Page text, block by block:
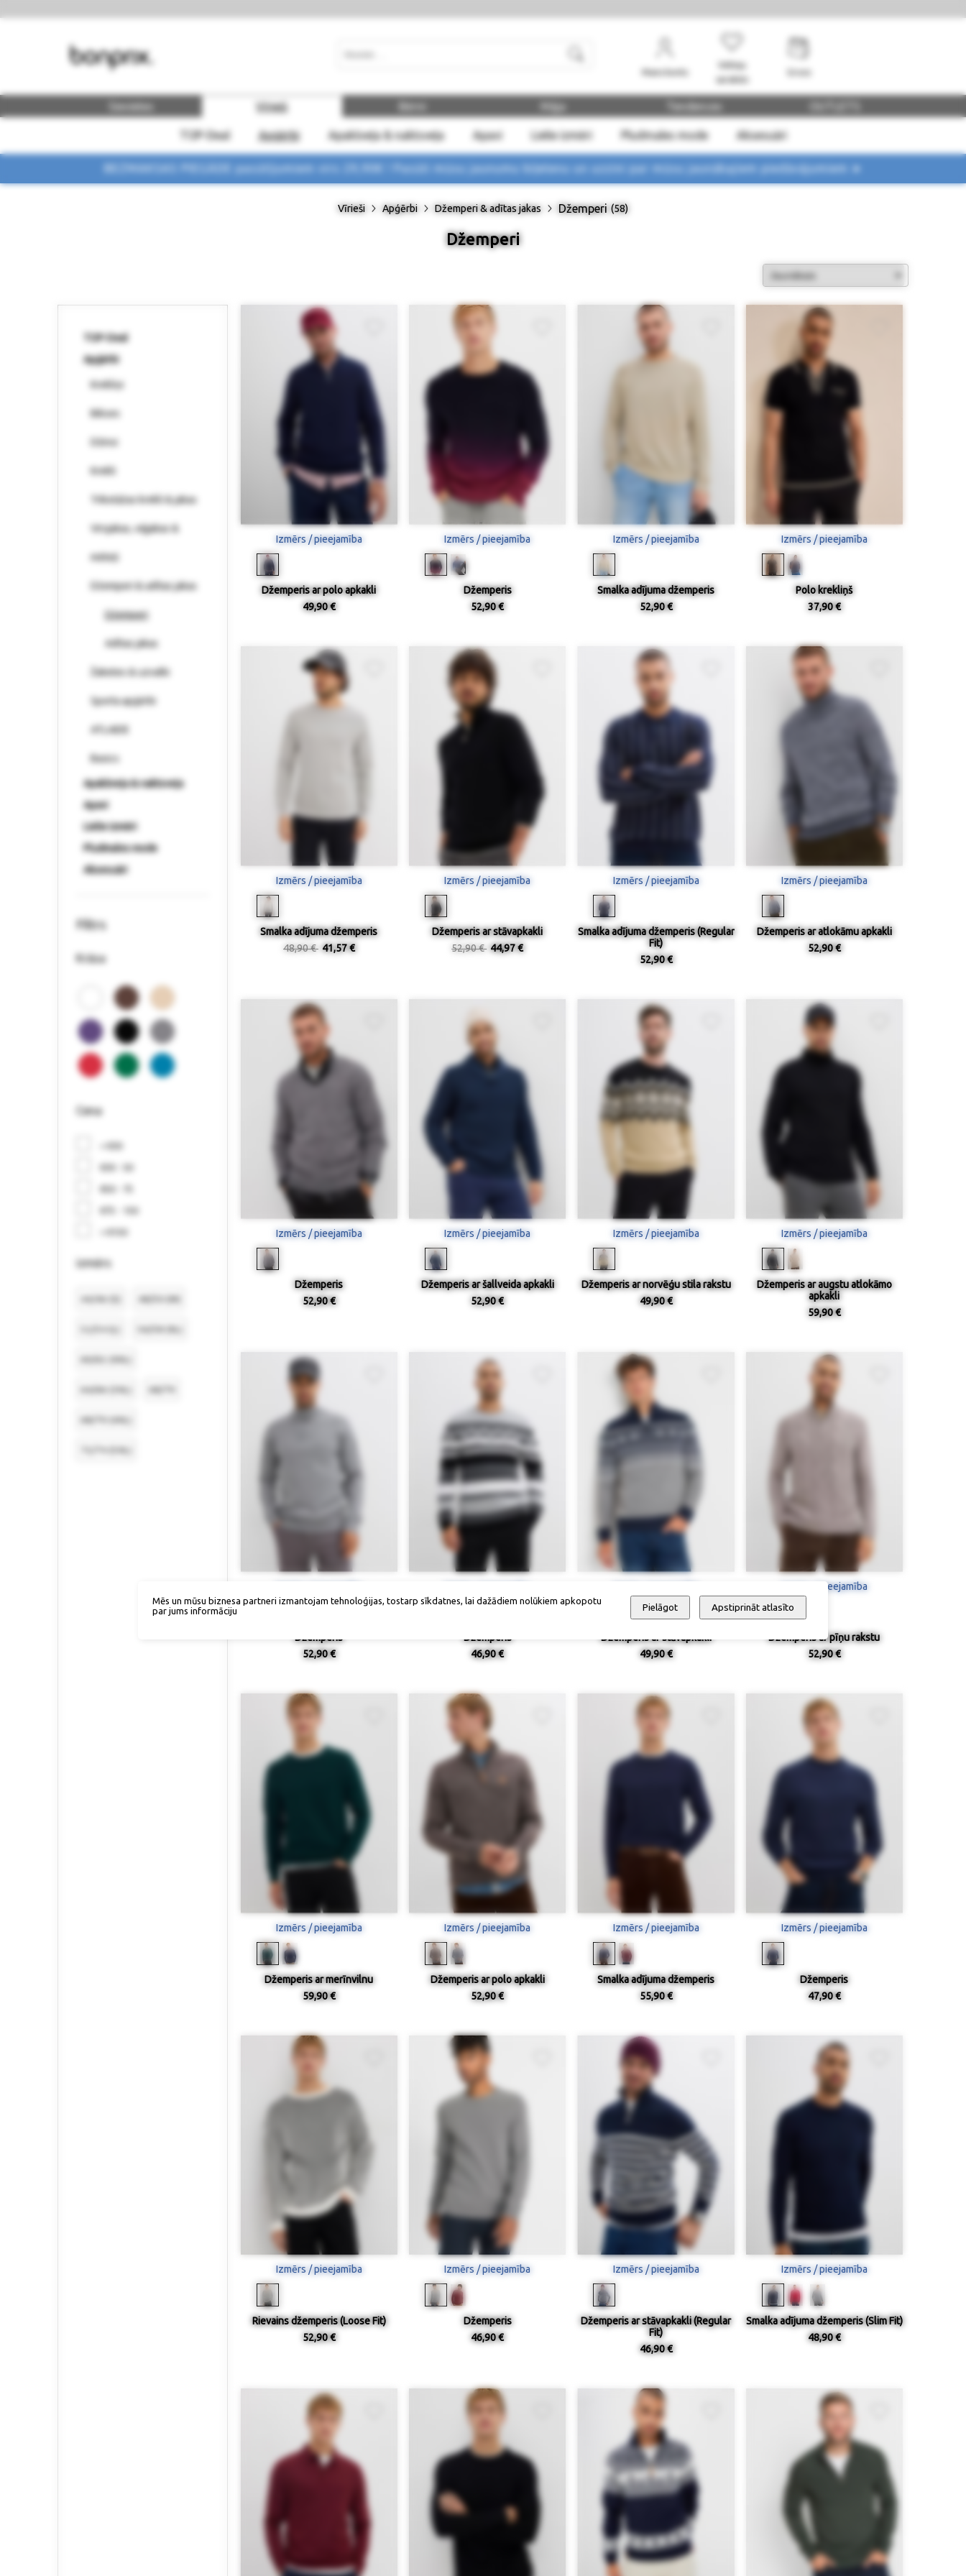
Mans konts
Vēlmju
saraksts
Sievietes Vīrieši
TOP-Deal Apģērbi Apakšveļa & naktsveļa Apavi Lielie izmēri Pludmales mode Aksesuāri
Māja Tendences
BEZMAKSAS PIEGĀDE pasūtījumiem virs 29,90€ ! Pasūti mūsu jaunumu biļetenu un uzzini par mūsu jaunākajiem piedāvājumiem ➤
Vīrieši Apģērbi Džemperi & adītas jakas Džemperi (58)
Džemperi
TOP-Deal
Apģērbi
Krekliņi
Bikses
Džinsi
Krekli
Trikotāžas krekli & jakas
Virsjakas, vējjakas &
mēteļi
Džemperi & adītas jakas
Džemperi
Adītas jakas
Žaketes & uzvalki
Sporta apģērbi
ATLAIDE
Basics
Apakšveļa & naktsveļa
Apavi
Lielie izmēri
Pludmales mode
Aksesuāri
Filtrs
Krāsa
Cena
< €30
€30 - 50
€50 - 75
€75 - 150
> €150
izmērs
Izmērs / pieejamība
Džemperis ar polo apkakli
49,90 €
Izmērs / pieejamība
Džemperis
52,90 €
Izmērs / pieejamība
Smalka adījuma džemperis
52,90 €
Izmērs / pieejamība
Polo krekliņš
37,90 €
Izmērs / pieejamība
Smalka adījuma džemperis
48,90 € 41,57 €
Izmērs / pieejamība
Džemperis ar stāvapkakli
52,90 € 44,97 €
Izmērs / pieejamība
Smalka adījuma džemperis (Regular
Fit)
52,90 €
Izmērs / pieejamība
Džemperis ar atlokāmu apkakli
52,90 €
Izmērs / pieejamība
Džemperis
52,90 €
Izmērs / pieejamība
Džemperis ar šallveida apkakli
52,90 €
Izmērs / pieejamība
Džemperis ar norvēģu stila rakstu
49,90 €
Izmērs / pieejamība
Džemperis ar augstu atlokāmo
apkakli
59,90 €
Džemperis
52,90 €
Džemperis
46,90 €
Džemperis ar stāvapkakli
49,90 €
Izmērs / pieejamība
Džemperis ar pīņu rakstu
52,90 €
Izmērs / pieejamība
Džemperis ar merīnvilnu
59,90 €
Izmērs / pieejamība
Džemperis ar polo apkakli
52,90 €
Izmērs / pieejamība
Smalka adījuma džemperis
55,90 €
Izmērs / pieejamība
Džemperis
47,90 €
Izmērs / pieejamība
Rievains džemperis (Loose Fit)
52,90 €
Izmērs / pieejamība
Džemperis
46,90 €
Izmērs / pieejamība
Džemperis ar stāvapkakli (Regular
Fit)
46,90 €
Izmērs / pieejamība
Smalka adījuma džemperis (Slim Fit)
48,90 €
Mēs un mūsu biznesa partneri izmantojam tehnoloģijas, tostarp sīkdatnes, lai dažādiem nolūkiem apkopotu
par jums informāciju
Pielāgot Apstiprināt atlasīto